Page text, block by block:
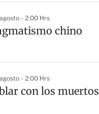
- 2:00 Hrs
chino
- 2:00 Hrs
con los muertos